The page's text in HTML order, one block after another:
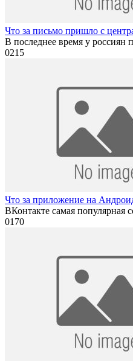
Что за письмо пришло с
В последнее время у россиян
0215
Что за приложение на
ВКонтакте самая популярная
0170